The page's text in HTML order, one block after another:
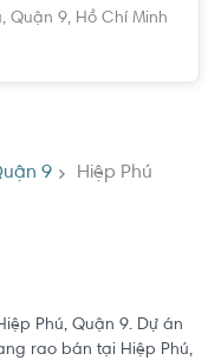
Quận 9, Hồ Chí Minh
9 Hiệp Phú
Phú, Quận 9. Dự án
rao bán tại Hiệp Phú,